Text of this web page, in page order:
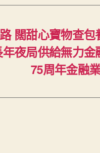
闊甜心寶物查
年夜局供給無力
75周年金融